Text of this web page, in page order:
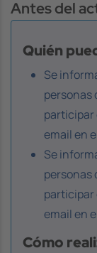
Antes del
Quién
Se
personas
participar
email en
Se
personas
participar
email en
Cómo